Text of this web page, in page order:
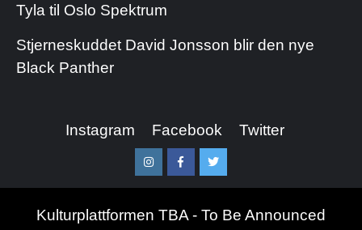
Tyla til Oslo Spektrum
Stjerneskuddet David Jonsson blir den nye
Black Panther
Instagram Facebook Twitter
InstagramFacebookTwitter
Kulturplattformen TBA - To Be Announced